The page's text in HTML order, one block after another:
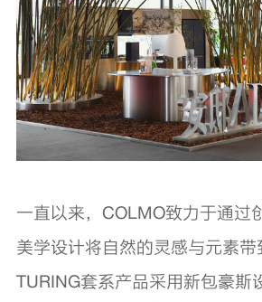
一直以来，COLMO致力于通过
美学设计将自然的灵感与元素带
TURING套系产品采用新包豪斯